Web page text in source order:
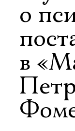
о
в